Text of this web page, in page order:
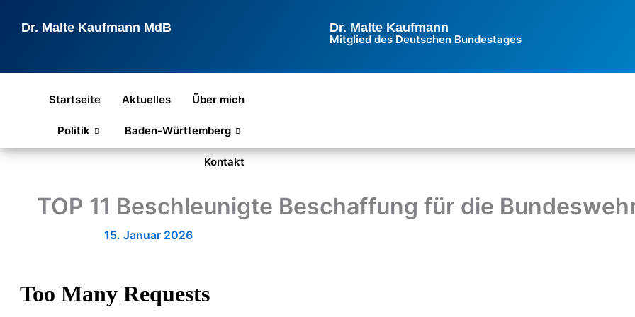
InhaltDr. Malte Kaufmann MdB Dr. Malte Kaufmann
Mitglied des Deutschen Bundestages
Startseite Aktuelles Über mich
Politik Baden-Württemberg
Kontakt
TOP 11 Beschleunigte Beschaffung für die